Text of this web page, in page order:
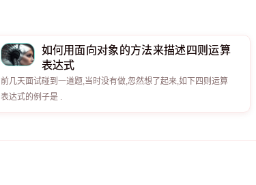
如何用面向对象的方法来描述四则运算
表达式
前几天面试碰到一道题,当时没有做,忽然想了起来,如下四则运算
表达式的例子是 .